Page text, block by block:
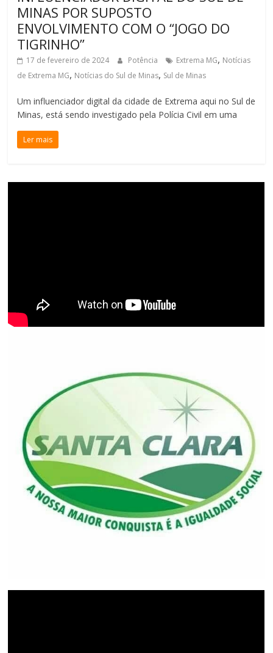
MINAS POR SUPOSTO
ENVOLVIMENTO COM O “JOGO DO
TIGRINHO”
17 de fevereiro de 2024 Potência Extrema MG, Notícias
de Extrema MG, Notícias do Sul de Minas, Sul de Minas
Um influenciador digital da cidade de Extrema aqui no Sul de
Minas, está sendo investigado pela Polícia Civil em uma
Ler mais